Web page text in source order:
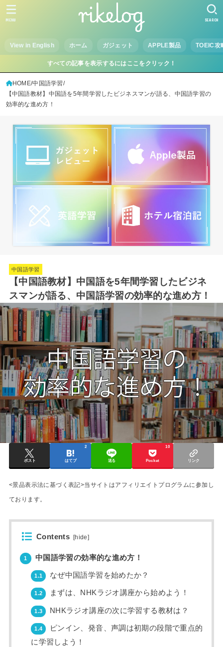
View in English ホーム ガジェット APPLE製品 TOEIC攻
SEARCH
MENU
すべての記事を表示するにはここをクリック！
HOME 中国語学習
【中国語教材】中国語を5年間学習したビジネスマンが語る、中国語学習の
効率的な進め方！
中国語学習
【中国語教材】中国語を5年間学習したビジネ
スマンが語る、中国語学習の効率的な進め方！
ポスト はてブ
2
送る Pocket
10
リンク
<景品表示法に基づく表記>当サイトはアフィリエイトプログラムに参加し
ております。
Contents [hide]
1 中国語学習の効率的な進め方！
1.1 なぜ中国語学習を始めたか？
1.2 まずは、NHKラジオ講座から始めよう！
1.3 NHKラジオ講座の次に学習する教材は？
1.4
ピンイン、発音、声調は初期の段階で重点的
に学習しよう！